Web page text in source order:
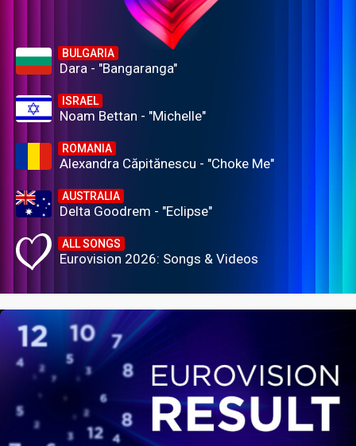
BULGARIA
Dara - "Bangaranga"
ISRAEL
Noam Bettan - "Michelle"
ROMANIA
Alexandra Căpitănescu - "Choke Me"
AUSTRALIA
Delta Goodrem - "Eclipse"
ALL SONGS
Eurovision 2026: Songs & Videos